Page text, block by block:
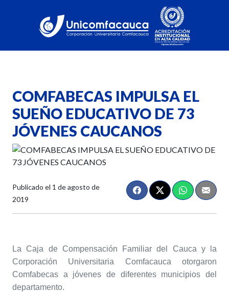
COMFABECAS IMPULSA EL
SUEÑO EDUCATIVO DE 73
JÓVENES CAUCANOS
Publicado el 1 de agosto de
2019
La Caja de Compensación Familiar del Cauca y la
Corporación Universitaria Comfacauca otorgaron
Comfabecas a jóvenes de diferentes municipios del
departamento.